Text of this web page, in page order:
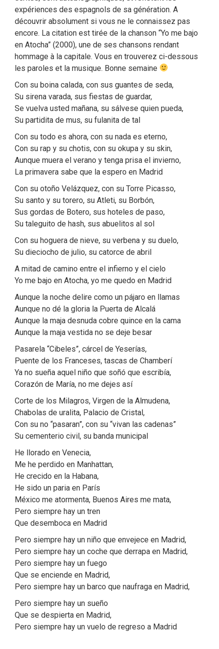
expériences des espagnols de sa génération. A
découvrir absolument si vous ne le connaissez pas
encore. La citation est tirée de la chanson “Yo me bajo
en Atocha” (2000), une de ses chansons rendant
hommage à la capitale. Vous en trouverez ci-dessous
les paroles et la musique. Bonne semaine
Con su boina calada, con sus guantes de seda,
Su sirena varada, sus fiestas de guardar,
Se vuelva usted mañana, su sálvese quien pueda,
Su partidita de mus, su fulanita de tal
Con su todo es ahora, con su nada es eterno,
Con su rap y su chotis, con su okupa y su skin,
Aunque muera el verano y tenga prisa el invierno,
La primavera sabe que la espero en Madrid
Con su otoño Velázquez, con su Torre Picasso,
Su santo y su torero, su Atleti, su Borbón,
Sus gordas de Botero, sus hoteles de paso,
Su taleguito de hash, sus abuelitos al sol
Con su hoguera de nieve, su verbena y su duelo,
Su dieciocho de julio, su catorce de abril
A mitad de camino entre el infierno y el cielo
Yo me bajo en Atocha, yo me quedo en Madrid
Aunque la noche delire como un pájaro en llamas
Aunque no dé la gloria la Puerta de Alcalá
Aunque la maja desnuda cobre quince en la cama
Aunque la maja vestida no se deje besar
Pasarela “Cibeles”, cárcel de Yeserí­as,
Puente de los Franceses, tascas de Chamberí­
Ya no sueña aquel niño que soñó que escribí­a,
Corazón de Marí­a, no me dejes así­
Corte de los Milagros, Virgen de la Almudena,
Chabolas de uralita, Palacio de Cristal,
Con su no “pasaran”, con su “vivan las cadenas”
Su cementerio civil, su banda municipal
He llorado en Venecia,
Me he perdido en Manhattan,
He crecido en la Habana,
He sido un paria en Parí­s
México me atormenta, Buenos Aires me mata,
Pero siempre hay un tren
Que desemboca en Madrid
Pero siempre hay un niño que envejece en Madrid,
Pero siempre hay un coche que derrapa en Madrid,
Pero siempre hay un fuego
Que se enciende en Madrid,
Pero siempre hay un barco que naufraga en Madrid,
Pero siempre hay un sueño
Que se despierta en Madrid,
Pero siempre hay un vuelo de regreso a Madrid